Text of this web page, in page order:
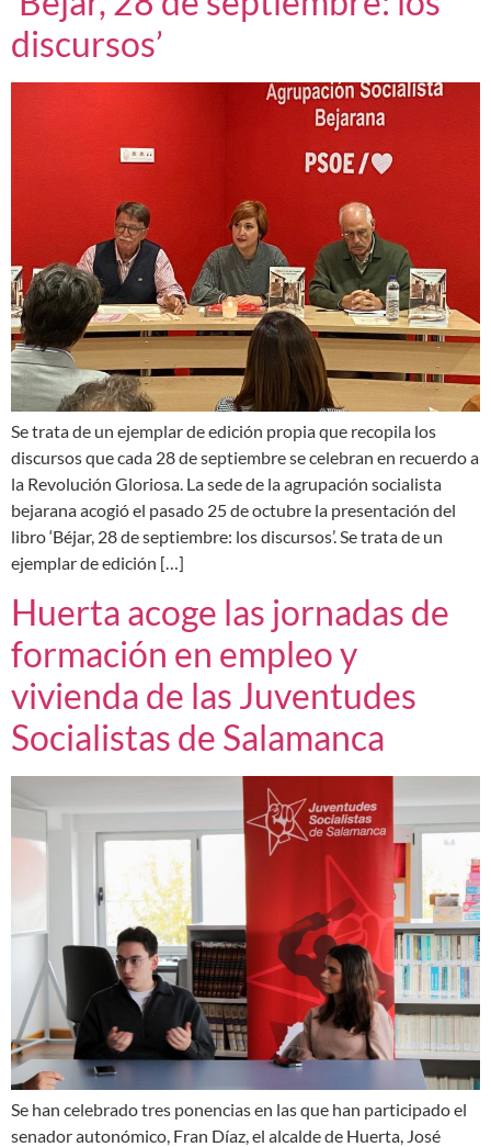
discursos’
Se trata de un ejemplar de edición propia que recopila los
discursos que cada 28 de septiembre se celebran en recuerdo a
la Revolución Gloriosa. La sede de la agrupación socialista
bejarana acogió el pasado 25 de octubre la presentación del
libro ‘Béjar, 28 de septiembre: los discursos’. Se trata de un
ejemplar de edición […]
Huerta acoge las jornadas de
formación en empleo y
vivienda de las Juventudes
Socialistas de Salamanca
Se han celebrado tres ponencias en las que han participado el
senador autonómico, Fran Díaz, el alcalde de Huerta, José